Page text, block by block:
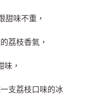
甜味不重，
荔枝香氣，
味，
支荔枝口味的冰